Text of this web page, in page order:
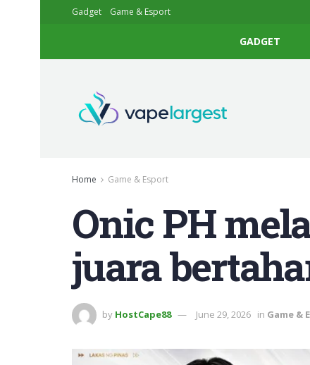
Gadget Game & Esport
GADGET
Home Game & Esport
Onic PH
juara
by HostCape88 June 29, 2026 in Game &